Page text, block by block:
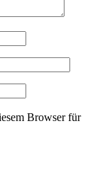
Browser für